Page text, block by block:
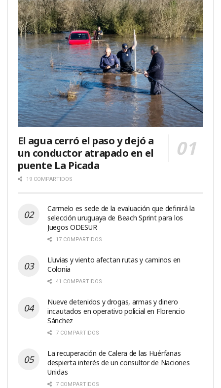
El agua cerró el paso y dejó a
un conductor atrapado en el
puente La Picada
19 COMPARTIDOS
Carmelo es sede de la evaluación que definirá la
selección uruguaya de Beach Sprint para los
Juegos ODESUR
17 COMPARTIDOS
Lluvias y viento afectan rutas y caminos en
Colonia
41 COMPARTIDOS
Nueve detenidos y drogas, armas y dinero
incautados en operativo policial en Florencio
Sánchez
7 COMPARTIDOS
La recuperación de Calera de las Huérfanas
despierta interés de un consultor de Naciones
Unidas
7 COMPARTIDOS